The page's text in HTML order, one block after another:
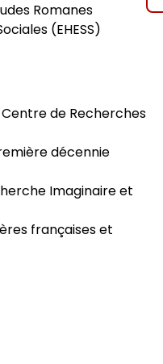
Romanes
(EHESS)
de Recherches
décennie
Imaginaire et
françaises et